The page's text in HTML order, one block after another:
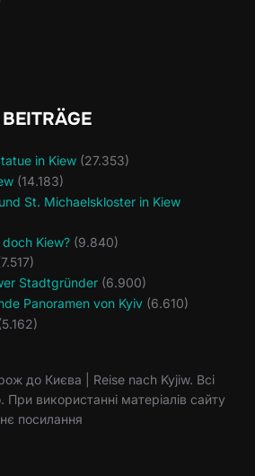
in Kiew (27.353)
(14.183)
St. Michaelskloster in Kiew
doch Kiew? (9.840)
Stadtgründer (6.900)
Panoramen von Kyiv (6.610)
до Києва | Reise nach Kyjiw. Всі
використанні матеріалів сайту
посилання